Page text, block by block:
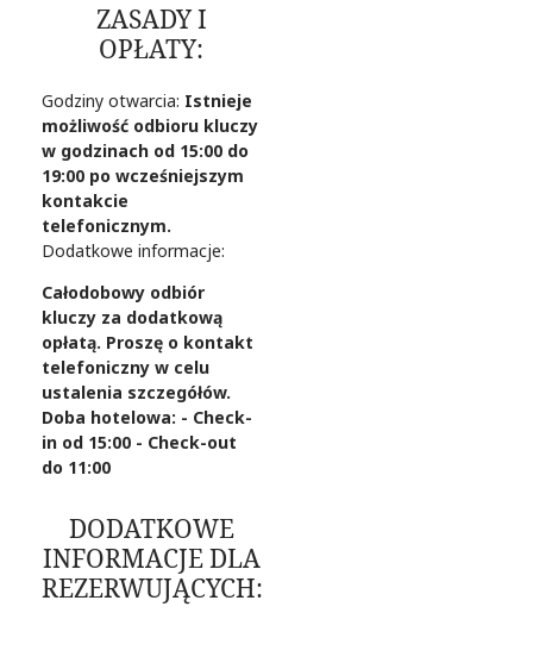
ZASADY I
OPŁATY:
Godziny otwarcia: Istnieje
możliwość odbioru kluczy
w godzinach od 15:00 do
19:00 po wcześniejszym
kontakcie
telefonicznym.
Dodatkowe informacje:
Całodobowy odbiór
kluczy za dodatkową
opłatą. Proszę o kontakt
telefoniczny w celu
ustalenia szczegółów.
Doba hotelowa: - Check-
in od 15:00 - Check-out
do 11:00
DODATKOWE
INFORMACJE DLA
REZERWUJĄCYCH: